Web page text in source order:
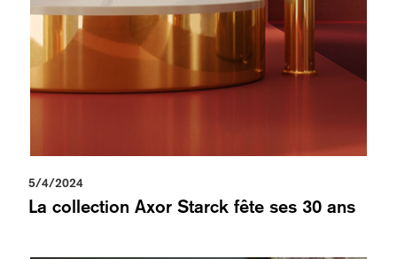
5/4/2024
La collection Axor Starck fête ses 30 ans